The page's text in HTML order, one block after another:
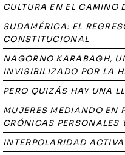
CULTURA EN EL CAMINO
SUDAMÉRICA: EL
CONSTITUCIONAL
NAGORNO KARABAGH,
INVISIBILIZADO POR LA
PERO QUIZÁS HAY UNA
MUJERES MEDIANDO EN
CRÓNICAS PERSONALES
INTERPOLARIDAD